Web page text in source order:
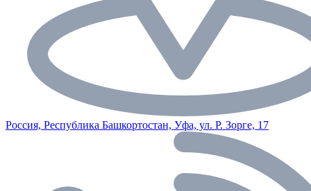
Россия, Республика Башкортостан, Уфа, ул. Р. Зорге, 17